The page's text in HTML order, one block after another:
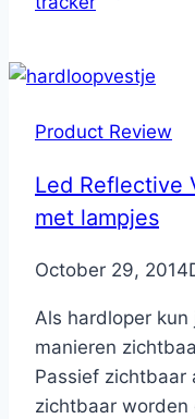
Product Review
Led Reflective
met lampjes
ByNicole
October 29, 2014
Als hardloper
manieren
Passief zichtbaar
zichtbaar worden